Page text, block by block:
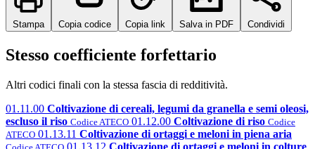
Stampa Copia codice Copia link Salva in PDF Condividi
Stesso coefficiente forfettario
Altri codici finali con la stessa fascia di redditività.
01.11.00 Coltivazione di cereali, legumi da granella e semi oleosi,
escluso il riso Codice ATECO 01.12.00 Coltivazione di riso Codice
ATECO 01.13.11 Coltivazione di ortaggi e meloni in piena aria
01.13.12 Coltivazione di ortaggi e meloni in colture